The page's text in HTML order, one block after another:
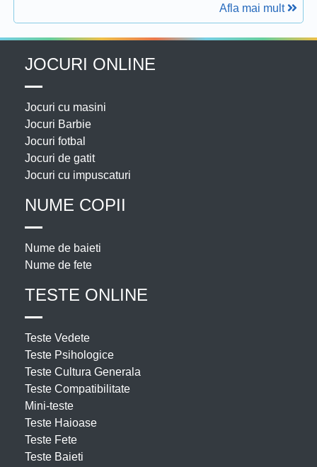
Afla mai mult
JOCURI ONLINE
Jocuri cu masini
Jocuri Barbie
Jocuri fotbal
Jocuri de gatit
Jocuri cu impuscaturi
NUME COPII
Nume de baieti
Nume de fete
TESTE ONLINE
Teste Vedete
Teste Psihologice
Teste Cultura Generala
Teste Compatibilitate
Mini-teste
Teste Haioase
Teste Fete
Teste Baieti